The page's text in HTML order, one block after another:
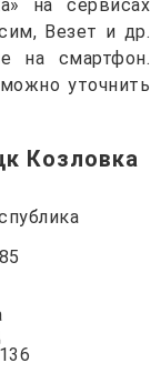
на сервисах
Везет и др.
на смартфон.
уточнить
Козловка